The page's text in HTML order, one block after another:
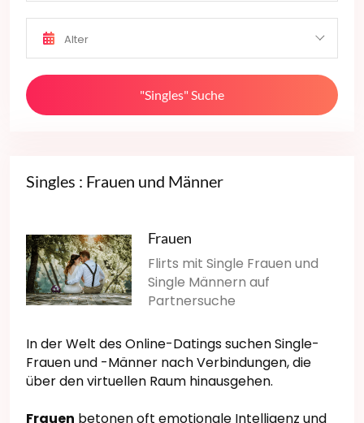
Alter
"Singles" Suche
Singles : Frauen und Männer
Frauen
Flirts mit Single Frauen und
Single Männern auf
Partnersuche
In der Welt des Online-Datings suchen Single-
Frauen und -Männer nach Verbindungen, die
über den virtuellen Raum hinausgehen.
Frauen betonen oft emotionale Intelligenz und